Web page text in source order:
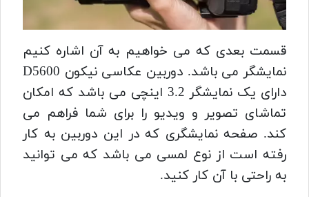
قسمت بعدی که می خواهیم به آن اشاره کنیم
نمایشگر می باشد. دوربین عکاسی نیکون D5600
دارای یک نمایشگر 3.2 اینچی می باشد که امکان
تماشای تصویر و ویدیو را برای شما فراهم می
کند. صفحه نمایشگری که در این دوربین به کار
رفته است از نوع لمسی می باشد که می توانید
به راحتی با آن کار کنید.